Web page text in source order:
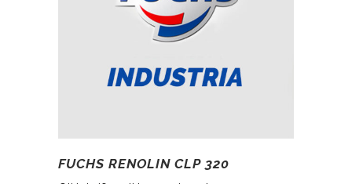
FUCHS RENOLIN CLP 320